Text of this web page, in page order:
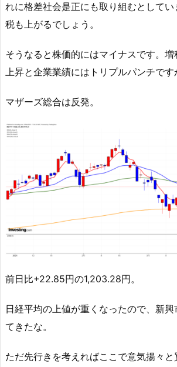
れに格差社会是正にも取り組むとして
税も上がるでしょう。
そうなると株価的にはマイナスです。
上昇と企業業績にはトリプルパンチです
マザーズ総合は反発。
前日比+22.85円の1,203.28円。
日経平均の上値が重くなったので、新
てきたな。
ただ先行きを考えればここで意気揚々